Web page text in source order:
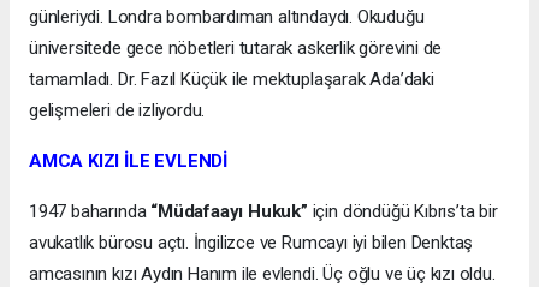
günleriydi. Londra bombardıman altındaydı. Okuduğu
üniversitede gece nöbetleri tutarak askerlik görevini de
tamamladı. Dr. Fazıl Küçük ile mektuplaşarak Ada’daki
gelişmeleri de izliyordu.
AMCA KIZI İLE EVLENDİ
1947 baharında “Müdafaayı Hukuk” için döndüğü Kıbrıs’ta bir
avukatlık bürosu açtı. İngilizce ve Rumcayı iyi bilen Denktaş
amcasının kızı Aydın Hanım ile evlendi. Üç oğlu ve üç kızı oldu.